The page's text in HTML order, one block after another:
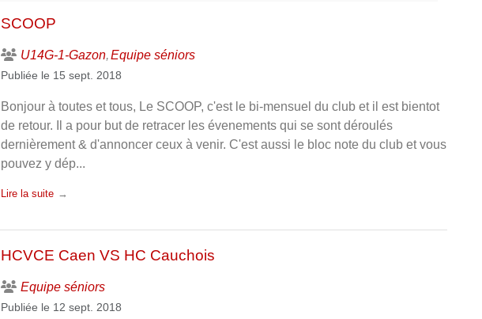
SCOOP
U14G-1-Gazon Equipe séniors
Publiée le 15 sept. 2018
Bonjour à toutes et tous, Le SCOOP, c'est le bi-mensuel du club et il est bientot
de retour. Il a pour but de retracer les évenements qui se sont déroulés
dernièrement & d'annoncer ceux à venir. C'est aussi le bloc note du club et vous
pouvez y dép...
Lire la suite
HCVCE Caen VS HC Cauchois
Equipe séniors
Publiée le 12 sept. 2018